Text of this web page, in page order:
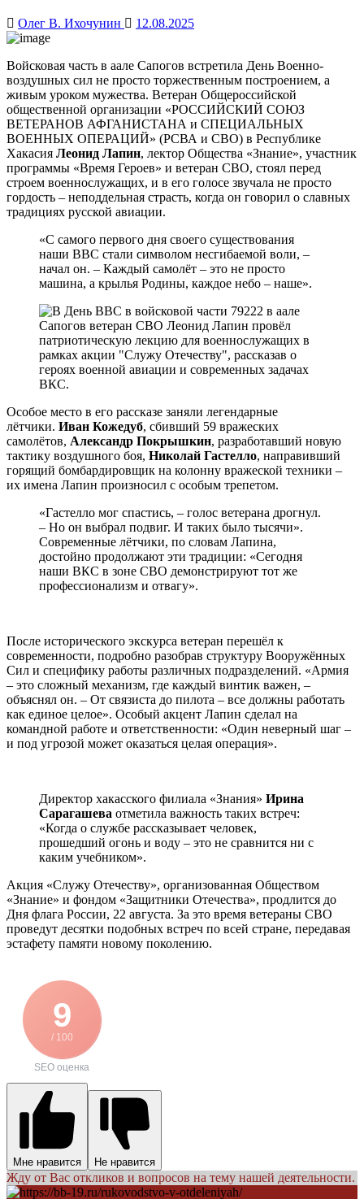
Олег В. Ихочунин 12.08.2025
Войсковая часть в аале Сапогов встретила День Военно-
воздушных сил не просто торжественным построением, а
живым уроком мужества. Ветеран Общероссийской
общественной организации «РОССИЙСКИЙ СОЮЗ
ВЕТЕРАНОВ АФГАНИСТАНА и СПЕЦИАЛЬНЫХ
ВОЕННЫХ ОПЕРАЦИЙ» (РСВА и СВО) в Республике
Хакасия Леонид Лапин, лектор Общества «Знание», участник
программы «Время Героев» и ветеран СВО, стоял перед
строем военнослужащих, и в его голосе звучала не просто
гордость – неподдельная страсть, когда он говорил о славных
традициях русской авиации.
«С самого первого дня своего существования
наши ВВС стали символом несгибаемой воли, –
начал он. – Каждый самолёт – это не просто
машина, а крылья Родины, каждое небо – наше».
Особое место в его рассказе заняли легендарные
лётчики. Иван Кожедуб, сбивший 59 вражеских
самолётов, Александр Покрышкин, разработавший новую
тактику воздушного боя, Николай Гастелло, направивший
горящий бомбардировщик на колонну вражеской техники –
их имена Лапин произносил с особым трепетом.
«Гастелло мог спастись, – голос ветерана дрогнул.
– Но он выбрал подвиг. И таких было тысячи».
Современные лётчики, по словам Лапина,
достойно продолжают эти традиции: «Сегодня
наши ВКС в зоне СВО демонстрируют тот же
профессионализм и отвагу».
После исторического экскурса ветеран перешёл к
современности, подробно разобрав структуру Вооружённых
Сил и специфику работы различных подразделений. «Армия
– это сложный механизм, где каждый винтик важен, –
объяснял он. – От связиста до пилота – все должны работать
как единое целое». Особый акцент Лапин сделал на
командной работе и ответственности: «Один неверный шаг –
и под угрозой может оказаться целая операция».
Директор хакасского филиала «Знания» Ирина
Сарагашева отметила важность таких встреч:
«Когда о службе рассказывает человек,
прошедший огонь и воду – это не сравнится ни с
каким учебником».
Акция «Служу Отечеству», организованная Обществом
«Знание» и фондом «Защитники Отечества», продлится до
Дня флага России, 22 августа. За это время ветераны СВО
проведут десятки подобных встреч по всей стране, передавая
эстафету памяти новому поколению.
9
/ 100
SEO оценка
Мне нравится Не нравится
Жду от Вас откликов и вопросов на тему нашей деятельности.